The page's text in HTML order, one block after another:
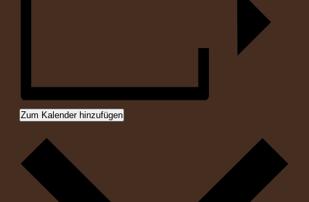
Zum Kalender hinzufügen